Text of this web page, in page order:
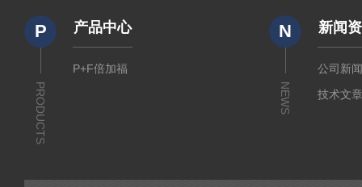
P
PRODUCTS
产品中心
P+F倍加福
N
NEWS
新闻
公司新
技术文